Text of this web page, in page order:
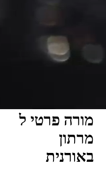
מורה פרטי ל
מרתון
באורנית